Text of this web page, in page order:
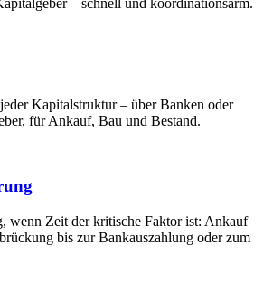
– schnell und koordinationsarm.
Kapitalstruktur – über Banken oder
für Ankauf, Bau und Bestand.
wenn Zeit der kritische Faktor ist: Ankauf
bis zur Bankauszahlung oder zum